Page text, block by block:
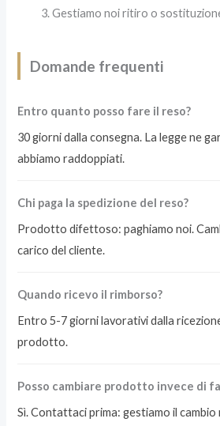
Gestiamo noi ritiro o
Domande frequenti
Entro quanto posso fare il reso?
30 giorni dalla consegna. La legge ne
abbiamo raddoppiati.
Chi paga la spedizione del reso?
Prodotto difettoso: paghiamo noi.
carico del cliente.
Quando ricevo il rimborso?
Entro 5-7 giorni lavorativi dalla
prodotto.
Posso cambiare prodotto invece di
Sì. Contattaci prima: gestiamo il